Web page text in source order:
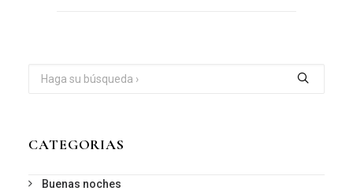
CATEGORIAS
Buenas noches